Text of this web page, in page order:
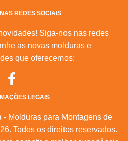
REDES SOCIAIS
Siga-nos nas redes
as novas molduras e
que oferecemos:
LEGAIS
- Molduras para Montagens de
Todos os direitos reservados.